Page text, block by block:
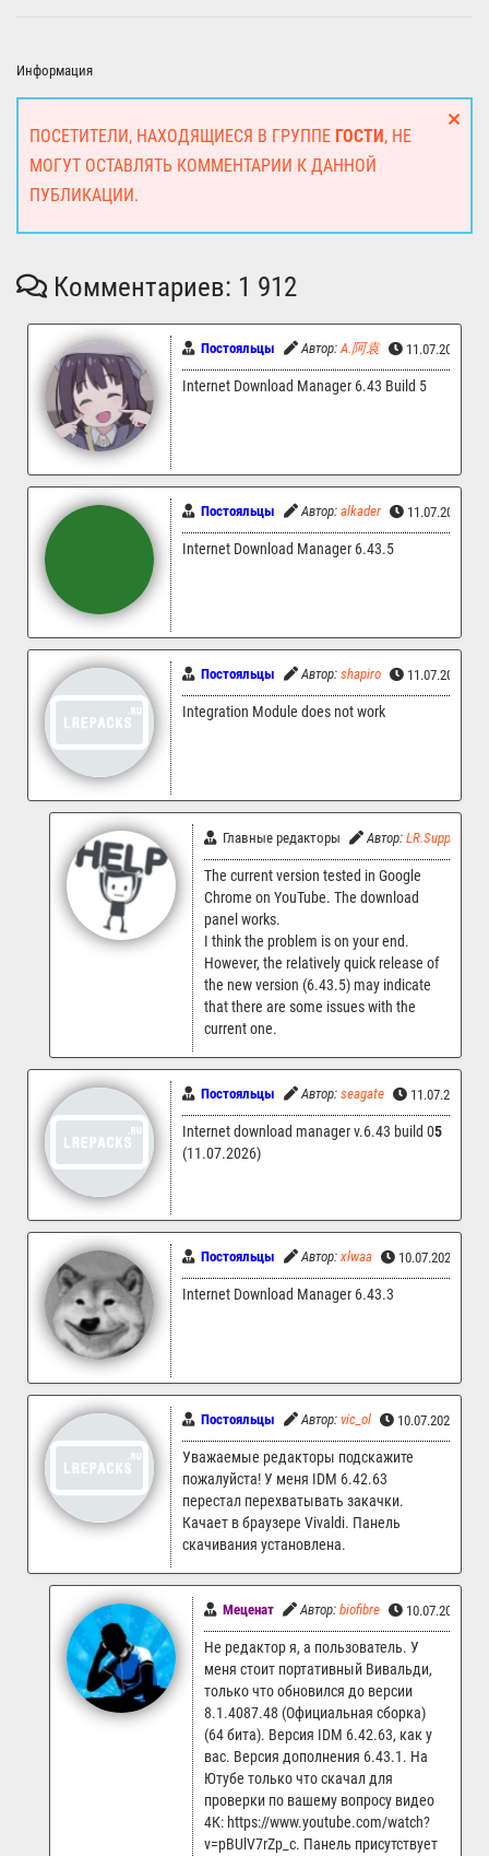
Информация
ПОСЕТИТЕЛИ, НАХОДЯЩИЕСЯ В ГРУППЕ ГОСТИ, НЕ
МОГУТ ОСТАВЛЯТЬ КОММЕНТАРИИ К ДАННОЙ
ПУБЛИКАЦИИ.
Комментариев: 1 912
Постояльцы Автор: A.阿袁 11.07.2026
Internet Download Manager 6.43 Build 5
Постояльцы Автор: alkader 11.07.2026
Internet Download Manager 6.43.5
Постояльцы Автор: shapiro 11.07.2026
Integration Module does not work
Главные редакторы Автор: LR.Support
The current version tested in Google
Chrome on YouTube. The download
panel works.
I think the problem is on your end.
However, the relatively quick release of
the new version (6.43.5) may indicate
that there are some issues with the
current one.
Постояльцы Автор: seagate 11.07.2026
Internet download manager v.6.43 build 05
(11.07.2026)
Постояльцы Автор: xlwaa 10.07.2026
Internet Download Manager 6.43.3
Постояльцы Автор: vic_ol 10.07.2026
Уважаемые редакторы подскажите
пожалуйста! У меня IDM 6.42.63
перестал перехватывать закачки.
Качает в браузере Vivaldi. Панель
скачивания установлена.
Меценат Автор: biofibre 10.07.2026
Не редактор я, а пользователь. У
меня стоит портативный Вивальди,
только что обновился до версии
8.1.4087.48 (Официальная сборка)
(64 бита). Версия IDM 6.42.63, как у
вас. Версия дополнения 6.43.1. На
Ютубе только что скачал для
проверки по вашему вопросу видео
4К: https://www.youtube.com/watch?
v=pBUlV7rZp_c. Панель присутствует